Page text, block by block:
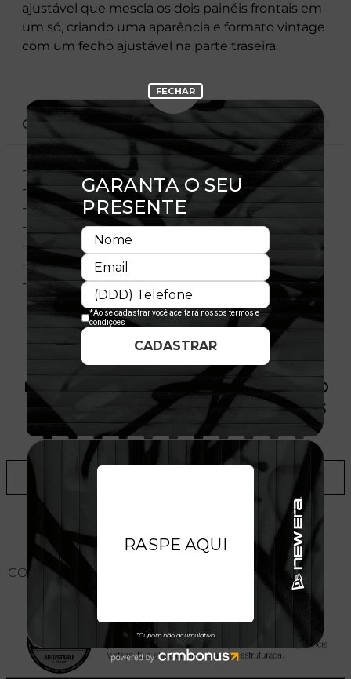
ajustável que mescla os dois painéis frontais em
um só, criando uma aparência e formato vintage
com um fecho ajustável na parte traseira.
CARACTERÍSTICAS
- Aba curva
- Coroa estruturada
- Ajustável
- Fechamento tipo Snapback
- Painel frontal único
- Composição: 100% Poliéster
- Licença oficial
PRODUTO SEM ESTOQUE DÍSPONÍVEL NO
SITE, CONSULTE A DISPONIBILIDADE NAS
LOJAS
ADICIONAR A LISTA DE DESEJOS
CONHEÇA O MODELO DO BONÉ